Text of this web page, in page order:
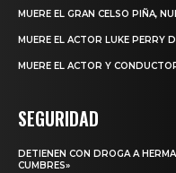
MUERE EL GRAN CELSO PIÑA,
MUERE EL ACTOR LUKE PERRY
MUERE EL ACTOR Y
SEGURIDAD
DETIENEN CON DROGA A
CUMBRES»